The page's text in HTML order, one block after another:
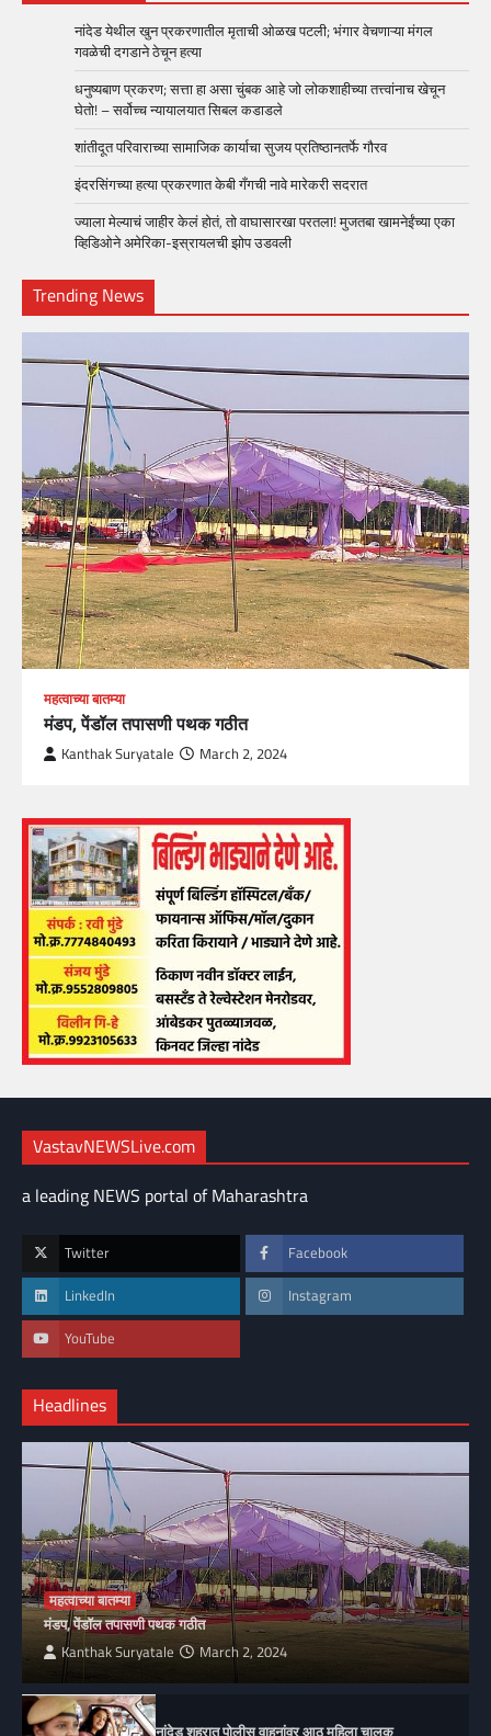
नांदेड येथील खुन प्रकरणातील मृताची ओळख पटली; भंगार वेचणाऱ्या मंगल
गवळेची दगडाने ठेचून हत्या
धनुष्यबाण प्रकरण; सत्ता हा असा चुंबक आहे जो लोकशाहीच्या तत्त्वांनाच खेचून
घेतो! – सर्वोच्च न्यायालयात सिबल कडाडले
शांतीदूत परिवाराच्या सामाजिक कार्याचा सुजय प्रतिष्ठानतर्फे गौरव
इंदरसिंगच्या हत्या प्रकरणात केबी गँगची नावे मारेकरी सदरात
ज्याला मेल्याचं जाहीर केलं होतं, तो वाघासारखा परतला! मुजतबा खामनेईंच्या एका
व्हिडिओने अमेरिका-इस्रायलची झोप उडवली
Trending News
महत्वाच्या बातम्या
मंडप, पेंडॉल तपासणी पथक गठीत
Kanthak Suryatale March 2, 2024
VastavNEWSLive.com
a leading NEWS portal of Maharashtra
Twitter Facebook
LinkedIn Instagram
YouTube
Headlines
महत्वाच्या बातम्या
मंडप, पेंडॉल तपासणी पथक गठीत
Kanthak Suryatale March 2, 2024